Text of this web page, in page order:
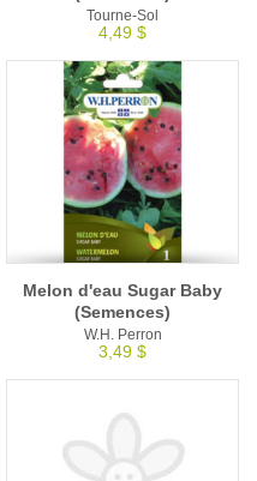
Tourne-Sol
4,49 $
Melon d'eau Sugar Baby
(Semences)
W.H. Perron
3,49 $